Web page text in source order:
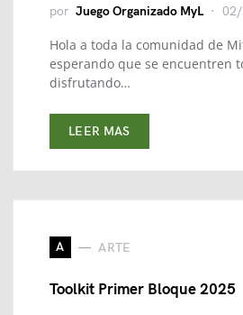
por Juego Organizado MyL
Hola a toda la comunidad de
esperando que se encuentren
disfrutando…
LEER MAS
A ARTE
Toolkit Primer Bloque 2025